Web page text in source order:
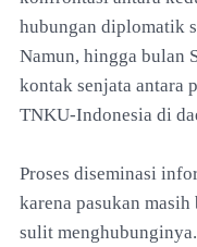
hubungan diplomatik
Namun, hingga bulan
kontak senjata antara
TNKU-Indonesia di
Proses diseminasi
karena pasukan
sulit